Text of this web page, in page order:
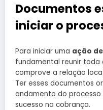
Documentos
iniciar o
Para iniciar uma ação
fundamental reunir
comprove a relação
Ter esses documentos
andamento do
sucesso na cobrança.